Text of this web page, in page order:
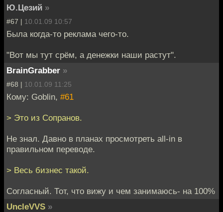
Ю.Цезий »
#67 | 10.01.09 10:57
Была когда-то реклама чего-то.
"Вот мы тут срём, а денежки наши растут".
BrainGrabber »
#68 | 10.01.09 11:25
Кому: Goblin, #61
> Это из Сопранов.
Не знал. Давно в планах просмотреть all-in в
правильном переводе.
> Весь бизнес такой.
Согласный. Тот, что вижу и чем занимаюсь- на 100%
UncleVVS »